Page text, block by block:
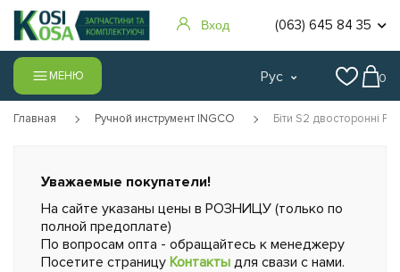
Вход (063) 645 84 35
МЕНЮ Рус 0
Главная Ручной инструмент INGCO Біти S2 двосторонні
Уважаемые покупатели!
На сайте указаны цены в РОЗНИЦУ (только по
полной предоплате)
По вопросам опта - обращайтесь к менеджеру
Посетите страницу Контакты для свази с нами.